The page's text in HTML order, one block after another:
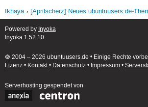
Ikhaya [Aprilscherz] Neues ubuntuusers.de-
Powered by Inyoka
Inyoka 1.52.10
🄯 2004 – 2026 ubuntuusers.de • Einige Rechte
Lizenz• Kontakt• Datenschutz• Impressum•
Serverhosting gespendet von